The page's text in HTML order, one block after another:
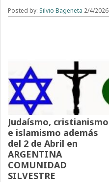
Posted by: Silvio Bageneta 2/4/2026
Judaísmo, cristianismo
e islamismo además
del 2 de Abril en
ARGENTINA
COMUNIDAD
SILVESTRE